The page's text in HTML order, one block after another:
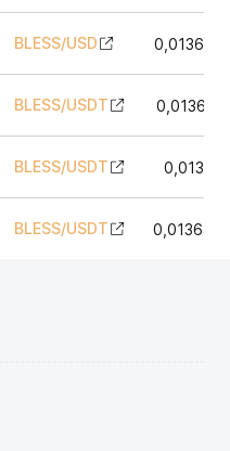
BLESS/USD
BLESS/USDT
BLESS/USDT
BLESS/USDT